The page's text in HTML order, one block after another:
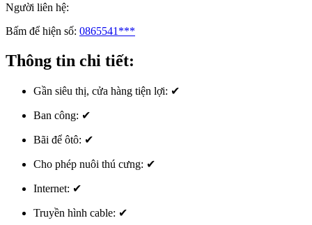
Người liên hệ:
Bấm để hiện số: 0865541***
Thông tin chi tiết:
Gần siêu thị, cửa hàng tiện lợi: ✔
Ban công: ✔
Bãi để ôtô: ✔
Cho phép nuôi thú cưng: ✔
Internet: ✔
Truyền hình cable: ✔